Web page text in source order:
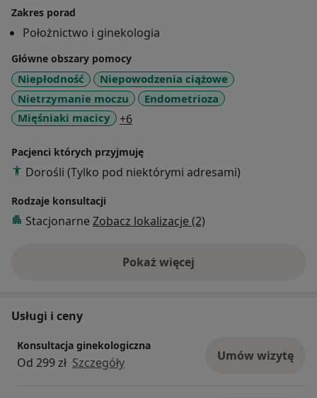
Zakres porad
Położnictwo i ginekologia
Główne obszary pomocy
Niepłodność
Niepowodzenia ciążowe
Nietrzymanie moczu
Endometrioza
Mięśniaki macicy
+6a11y_sr_more_diseases
Pacjenci których przyjmuję
Dorośli (Tylko pod niektórymi adresami)
Rodzaje konsultacji
Stacjonarne Zobacz lokalizacje (2)
Pokaż więcejo doświadczeniu
Usługi i ceny
Konsultacja ginekologiczna
Od 299 zł Szczegóły Umów wizytę